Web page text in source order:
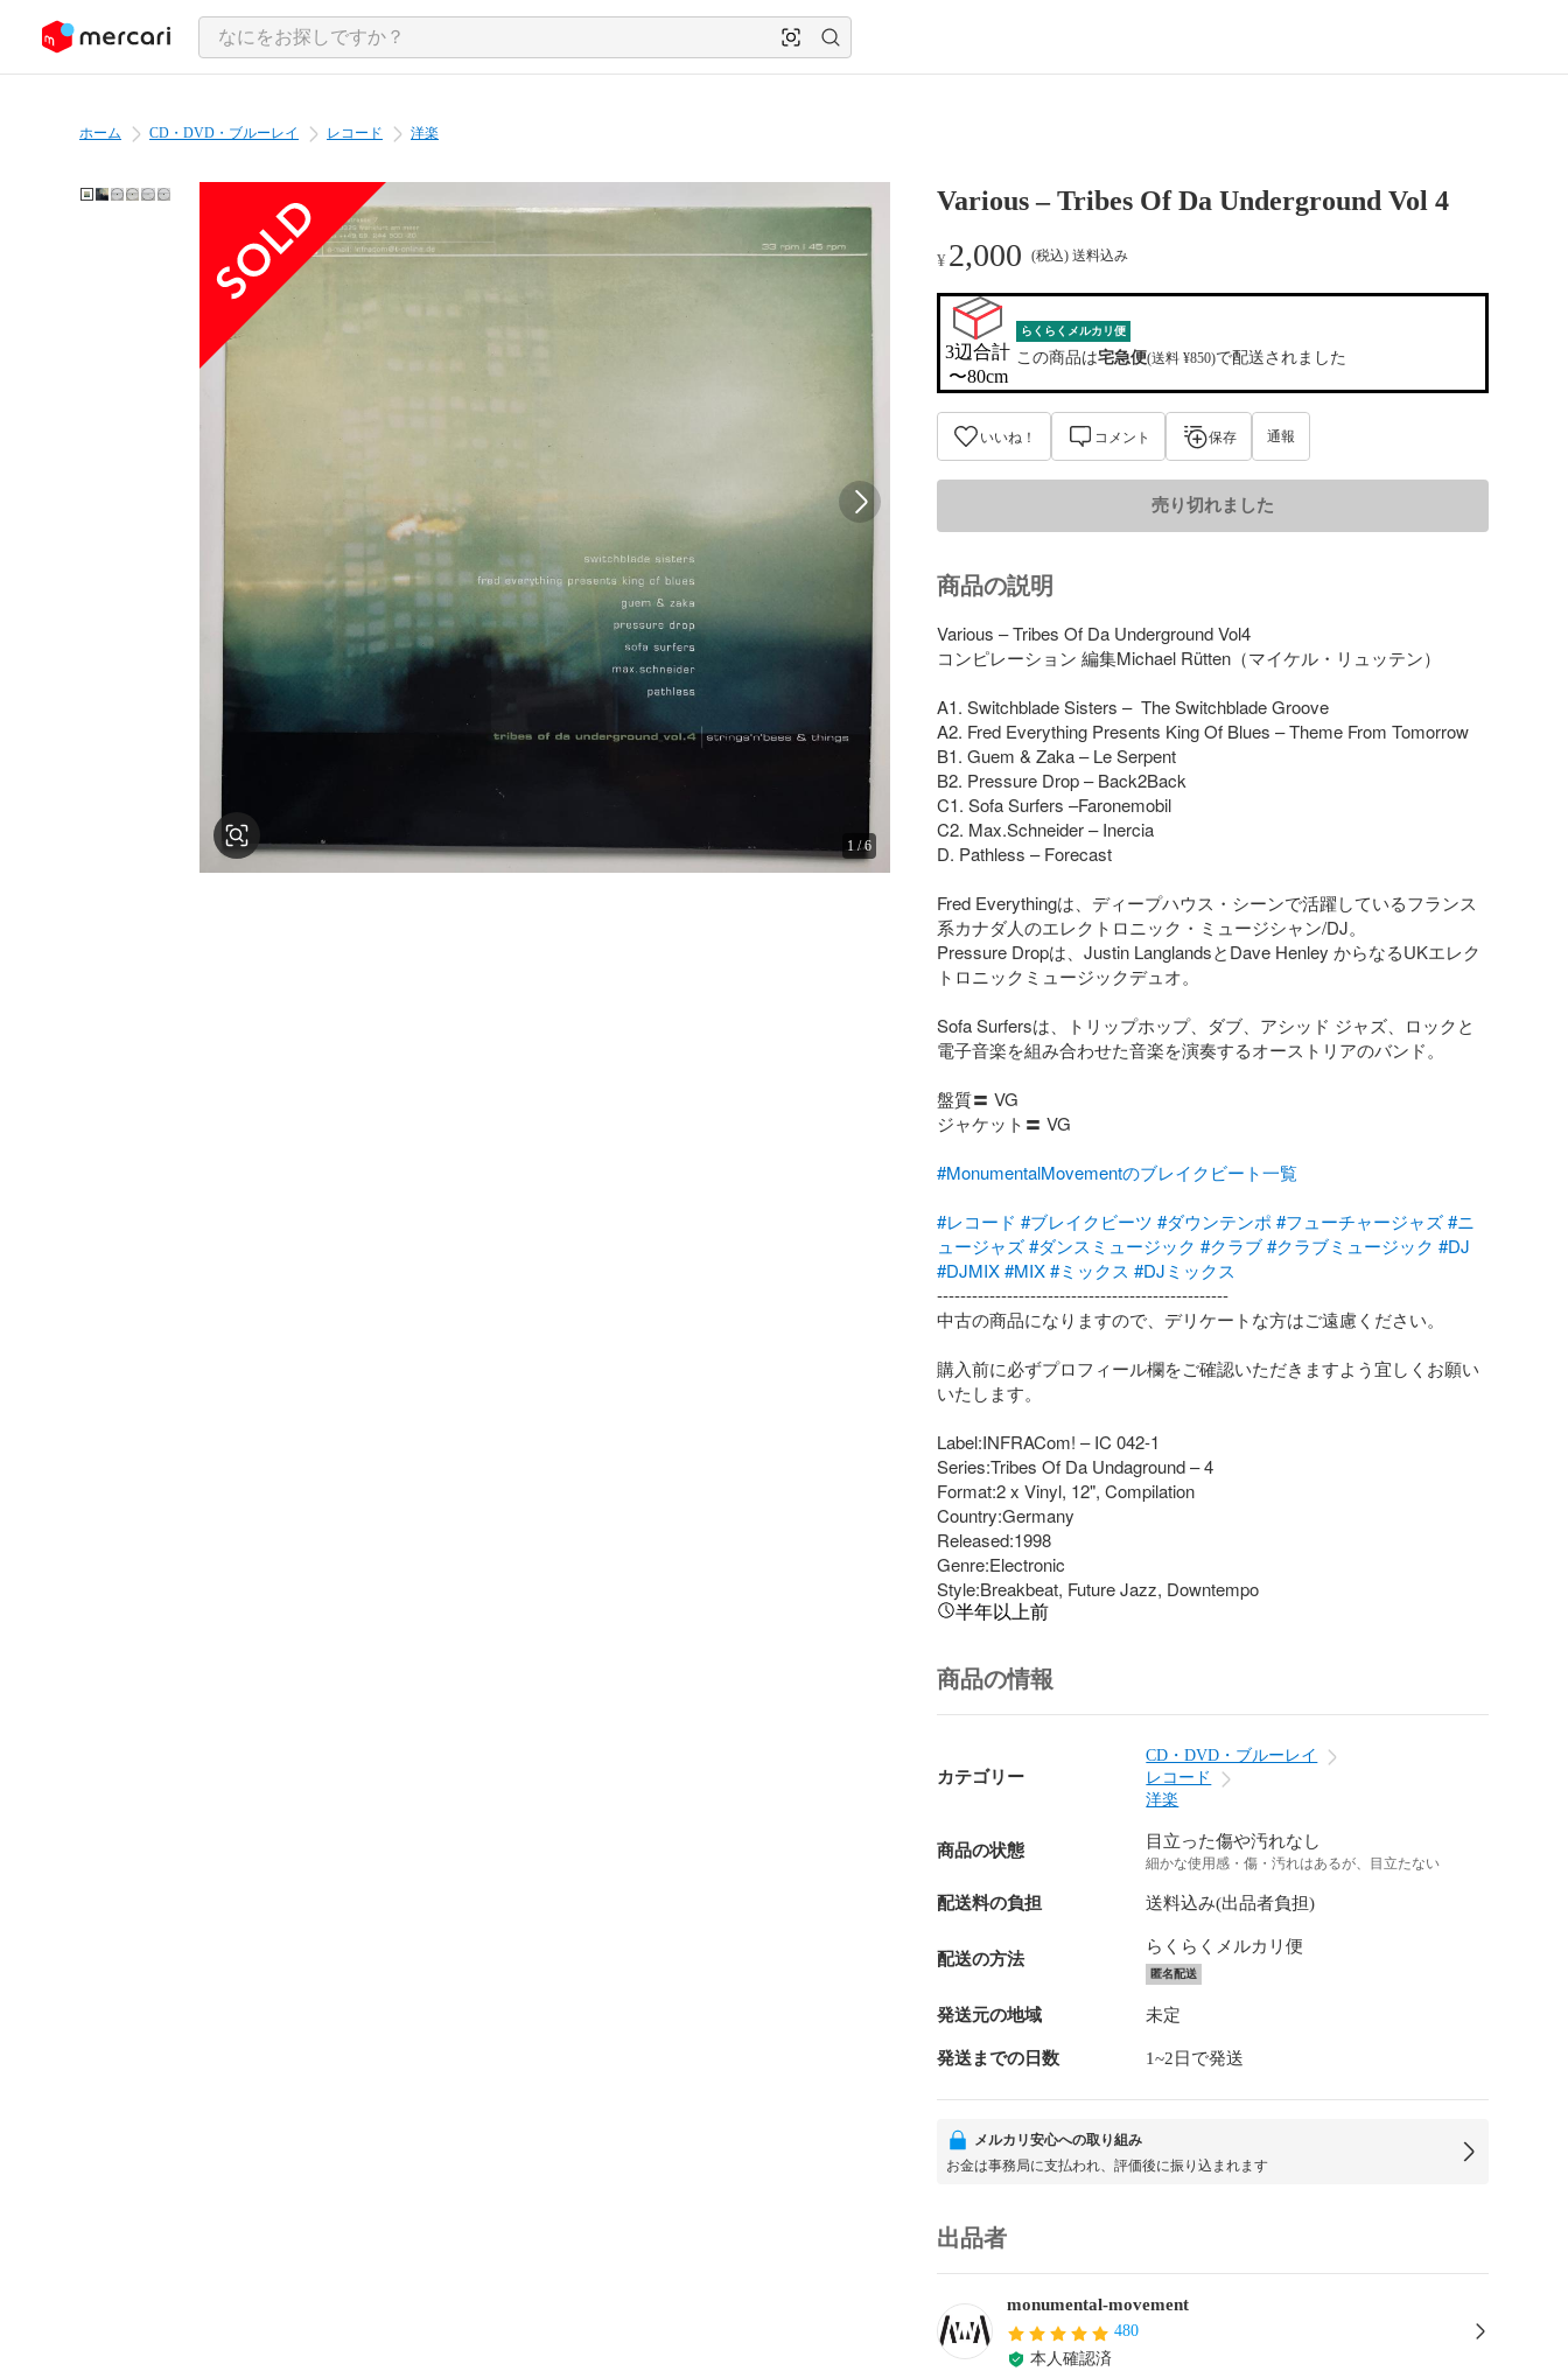
ツにスキップ
ホーム CD・DVD・ブルーレイ レコード 洋楽
1/6
Various – Tribes Of Da Underground Vol 4
¥ 2,000 (税込) 送料込み
3辺合計
〜80cm
らくらくメルカリ便
この商品は宅急便(送料 ¥850)で配送されました
いいね！ コメント 保存 通報
売り切れました
商品の説明
Various – Tribes Of Da Underground Vol4
コンピレーション 編集Michael Rütten（マイケル・リュッテン）
A1. Switchblade Sisters –  The Switchblade Groove
A2. Fred Everything Presents King Of Blues – Theme From Tomorrow
B1. Guem & Zaka – Le Serpent
B2. Pressure Drop – Back2Back
C1. Sofa Surfers –Faronemobil
C2. Max.Schneider – Inercia
D. Pathless – Forecast
Fred Everythingは、ディープハウス・シーンで活躍しているフランス
系カナダ人のエレクトロニック・ミュージシャン/DJ。
Pressure Dropは、Justin LanglandsとDave Henley からなるUKエレク
トロニックミュージックデュオ。
Sofa Surfersは、トリップホップ、ダブ、アシッド ジャズ、ロックと
電子音楽を組み合わせた音楽を演奏するオーストリアのバンド。
盤質〓 VG
ジャケット〓 VG
#MonumentalMovementのブレイクビート一覧
#レコード #ブレイクビーツ #ダウンテンポ #フューチャージャズ #ニ
ュージャズ #ダンスミュージック #クラブ #クラブミュージック #DJ
#DJMIX #MIX #ミックス #DJミックス
--------------------------------------------------
中古の商品になりますので、デリケートな方はご遠慮ください。
購入前に必ずプロフィール欄をご確認いただきますよう宜しくお願い
いたします。
Label:INFRACom! – IC 042-1
Series:Tribes Of Da Undaground – 4
Format:2 x Vinyl, 12", Compilation
Country:Germany
Released:1998
Genre:Electronic
Style:Breakbeat, Future Jazz, Downtempo
半年以上前
商品の情報
カテゴリー
CD・DVD・ブルーレイ
レコード
洋楽
商品の状態 目立った傷や汚れなし
細かな使用感・傷・汚れはあるが、目立たない
配送料の負担 送料込み(出品者負担)
配送の方法
らくらくメルカリ便
匿名配送
発送元の地域 未定
発送までの日数 1~2日で発送
メルカリ安心への取り組み
お金は事務局に支払われ、評価後に振り込まれます
出品者
monumental-movement
480
本人確認済